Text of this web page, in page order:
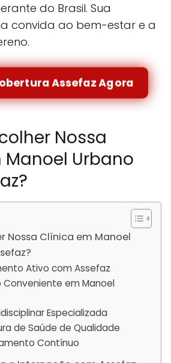
do Brasil. Sua
convida ao bem-estar e a
Assefaz Agora
Nossa
Urbano
Nossa Clínica em Manoel
Ativo com Assefaz
Conveniente em Manoel
Especializada
de Saúde de Qualidade
Contínuo